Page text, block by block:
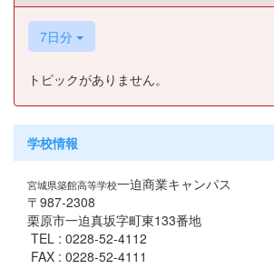
7日分
トピックがありません。
学校情報
宮城県築館高等学校一迫商業キャンパス
〒987-2308
栗原市一迫真坂字町東133番地
TEL : 0228-52-4112
FAX : 0228-52-4111